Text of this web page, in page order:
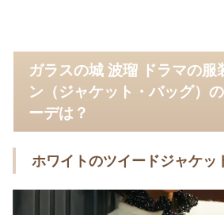
ガラスの城 波瑠 ドラマの服
ン（ジャケット・バッグ）
ーデは？
ホワイトのツイードジャケッ